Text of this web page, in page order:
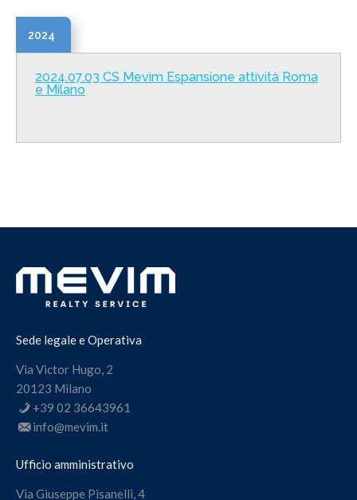
2024
2024.07.03 CS Mevim Espansione attività Roma
e Milano
Sede legale e Operativa
Via Victor Hugo, 2
20123 Milano
+39 02 36643961
info@mevim.it
Ufficio amministrativo
Via Giuseppe Pisanelli, 4